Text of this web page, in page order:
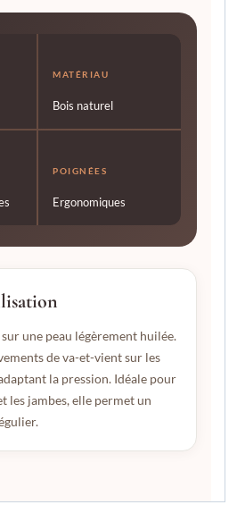
MATÉRIAU
Bois naturel
POIGNÉES
Ergonomiques
une peau légèrement huilée.
de va-et-vient sur les
la pression. Idéale pour
les jambes, elle permet un